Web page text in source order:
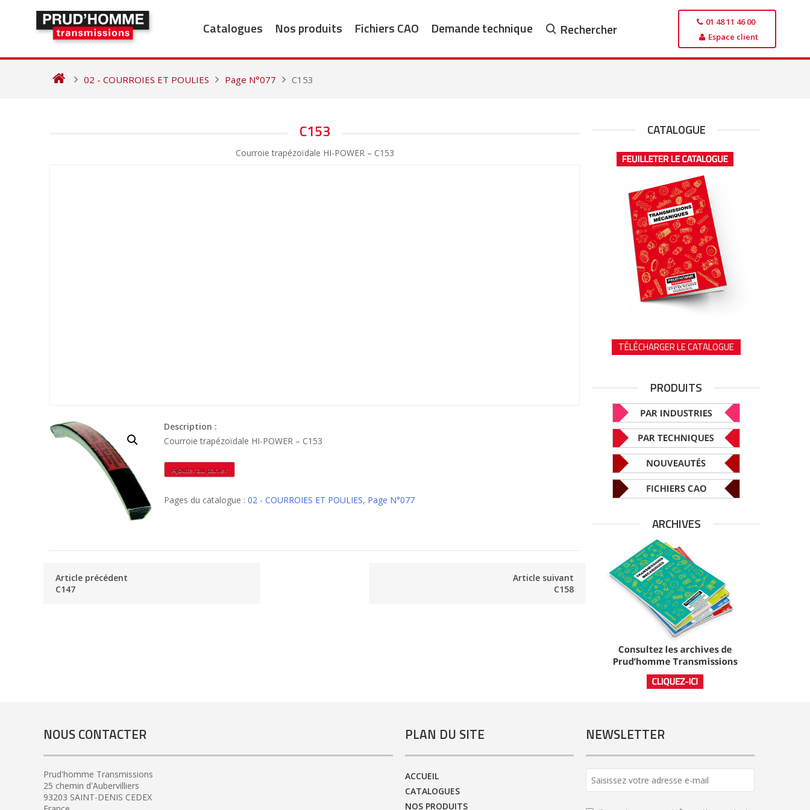
Catalogues Nos produits Fichiers CAO Demande technique Rechercher
01 48 11 46 00
Espace client
02 - COURROIES ET POULIES Page N°077 C153
C153
Courroie trapézoïdale HI-POWER – C153
Description :
Courroie trapézoïdale HI-POWER – C153
quantité
de
Ajouter au panier
Pages du catalogue : 02 - COURROIES ET POULIES, Page N°077
Article précédent
C147
Article suivant
C158
CATALOGUE
TÉLÉCHARGER LE CATALOGUE
PRODUITS
ARCHIVES
NOUS CONTACTER
Prud'homme Transmissions
25 chemin d'Aubervilliers
93203 SAINT-DENIS CEDEX
PLAN DU SITE
ACCUEIL
CATALOGUES
NOS PRODUITS
NEWSLETTER